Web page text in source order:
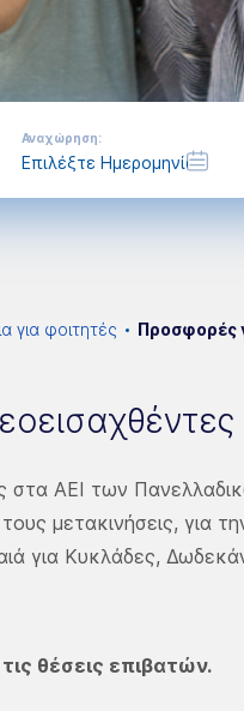
Αναχώρηση:
για φοιτητές Προσφορές
στα ΑΕΙ των
μετακινήσεις, για
για Κυκλάδες,
θέσεις επιβατών.